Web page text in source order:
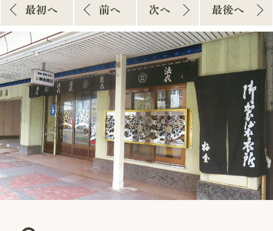
最初へ 前へ 次へ 最後へ